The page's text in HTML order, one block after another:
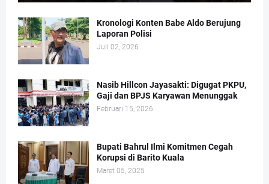
Kronologi Konten Babe Aldo Berujung
Laporan Polisi
Juli 02, 2026
Nasib Hillcon Jayasakti: Digugat PKPU,
Gaji dan BPJS Karyawan Menunggak
Februari 15, 2026
Bupati Bahrul Ilmi Komitmen Cegah
Korupsi di Barito Kuala
Maret 05, 2025